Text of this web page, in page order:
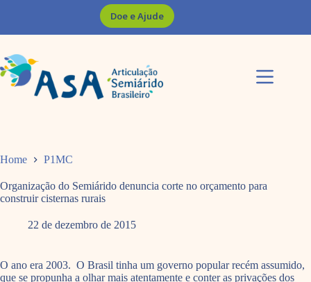
Doe e Ajude
Home P1MC
Organização do Semiárido denuncia corte no orçamento para
construir cisternas rurais
22 de dezembro de 2015
O ano era 2003. O Brasil tinha um governo popular recém assumido,
que se propunha a olhar mais atentamente e conter as privações dos